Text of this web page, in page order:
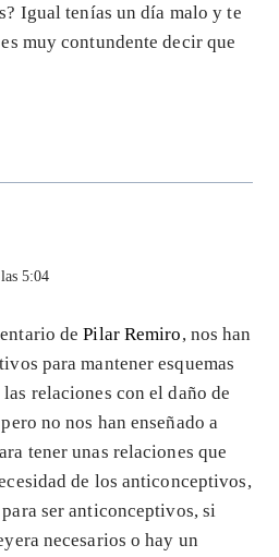
Igual tenías un día malo y te
muy contundente decir que
5:04
dePilar Remiro, nos han
para mantener esquemas
relaciones con el daño de
no nos han enseñado a
tener unas relaciones que
de los anticonceptivos,
ser anticonceptivos, si
necesarios o hay un